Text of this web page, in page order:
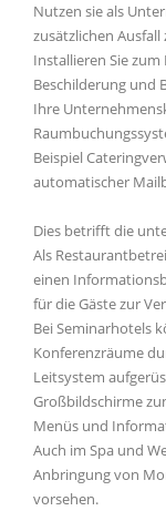
Nutzen sie als
zusätzlichen
Installieren Sie
Beschilderung und
Ihre
Beispiel
automatischer
Dies betrifft die
Als
einen
für die Gäste zur
Bei Seminarhotels
Konferenzräume
Leitsystem
Großbildschirme
Menüs und
Auch im Spa und
Anbringung von
vorsehen.